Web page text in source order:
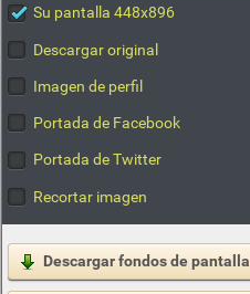
Su pantalla 448x896
Descargar original
Imagen de perfil
Portada de Facebook
Portada de Twitter
Recortar imagen
Descargar fondos de pantalla